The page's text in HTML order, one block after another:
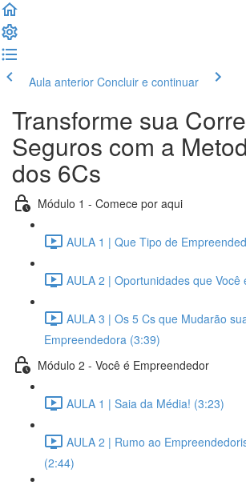
Aula anterior Concluir e continuar
Transforme sua
Seguros com a
dos 6Cs
Módulo 1 - Comece por aqui
AULA 1 | Que Tipo de
AULA 2 | Oportunidades que Você
AULA 3 | Os 5 Cs que Mudarão
Empreendedora (3:39)
Módulo 2 - Você é Empreendedor
AULA 1 | Saia da Média! (3:23)
AULA 2 | Rumo ao
(2:44)